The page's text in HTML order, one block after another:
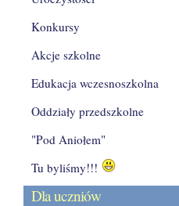
Konkursy
Akcje szkolne
Edukacja wczesnoszkolna
Oddziały przedszkolne
"Pod Aniołem"
Tu byliśmy!!!
Dla uczniów